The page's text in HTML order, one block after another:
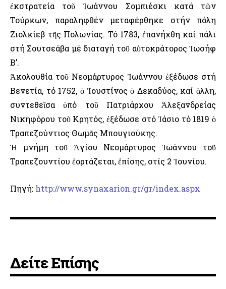
ἐκστρατεία τοῦ Ἰωάννου Σομπιέσκι κατά τῶν
Τούρκων, παραληφθέν μεταφέρθηκε στήν πόλη
Ζιολκίεβ τῆς Πολωνίας. Τό 1783, ἐπανήχθη καί πάλι
στή Σουτσεάβα μέ διαταγή τοῦ αὐτοκράτορος Ἰωσήφ
Β’.
Ἀκολουθία τοῦ Νεομάρτυρος Ἰωάννου ἐξέδωσε στή
Βενετία, τό 1752, ὁ Ἰουστίνος ὁ Δεκαδύος, καί ἄλλη,
συντεθεῖσα ὑπό τοῦ Πατριάρχου Ἀλεξανδρείας
Νικηφόρου τοῦ Κρητός, ἐξέδωσε στό Ἰάσιο τό 1819 ὁ
Τραπεζούντιος Θωμᾶς Μπουγιούκης.
Ἡ μνήμη τοῦ Ἁγίου Νεομάρτυρος Ἰωάννου τοῦ
Τραπεζουντίου ἑορτάζεται, ἐπίσης, στίς 2 Ἰουνίου.
Πηγή: http://www.synaxarion.gr/gr/index.aspx
Δείτε Επίσης